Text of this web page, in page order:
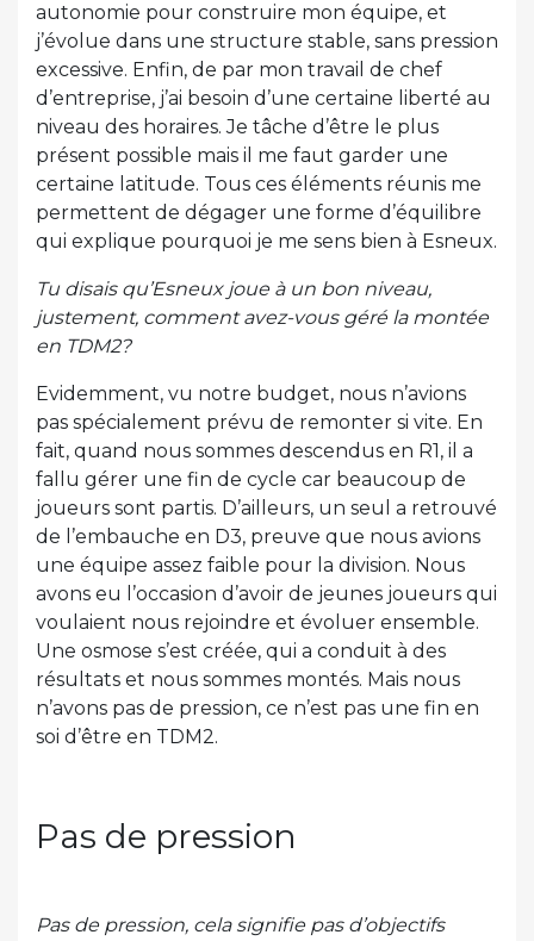
autonomie pour construire mon équipe, et
j’évolue dans une structure stable, sans pression
excessive. Enfin, de par mon travail de chef
d’entreprise, j’ai besoin d’une certaine liberté au
niveau des horaires. Je tâche d’être le plus
présent possible mais il me faut garder une
certaine latitude. Tous ces éléments réunis me
permettent de dégager une forme d’équilibre
qui explique pourquoi je me sens bien à Esneux.
Tu disais qu’Esneux joue à un bon niveau,
justement, comment avez-vous géré la montée
en TDM2?
Evidemment, vu notre budget, nous n’avions
pas spécialement prévu de remonter si vite. En
fait, quand nous sommes descendus en R1, il a
fallu gérer une fin de cycle car beaucoup de
joueurs sont partis. D’ailleurs, un seul a retrouvé
de l’embauche en D3, preuve que nous avions
une équipe assez faible pour la division. Nous
avons eu l’occasion d’avoir de jeunes joueurs qui
voulaient nous rejoindre et évoluer ensemble.
Une osmose s’est créée, qui a conduit à des
résultats et nous sommes montés. Mais nous
n’avons pas de pression, ce n’est pas une fin en
soi d’être en TDM2.
Pas de pression
Pas de pression, cela signifie pas d’objectifs